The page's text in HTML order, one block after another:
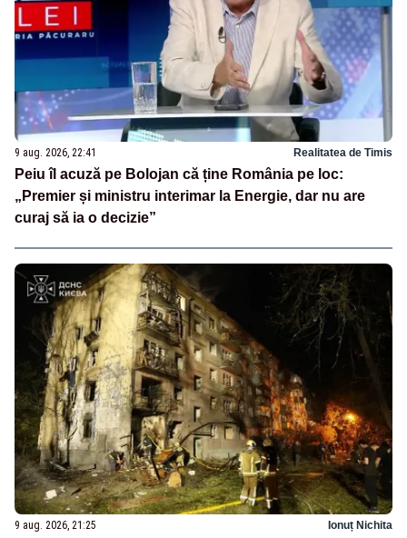
9 aug. 2026, 22:41 Realitatea de Timis
Peiu îl acuză pe Bolojan că ține România pe loc:
„Premier și ministru interimar la Energie, dar nu are
curaj să ia o decizie”
9 aug. 2026, 21:25 Ionuț Nichita